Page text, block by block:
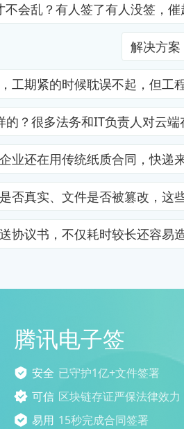
会乱？有人签了有人没签，
解决方案
期紧的时候耽误不起，但
很多法务和IT负责人对
还在用传统纸质合同，快
真实、文件是否被篡改
议书，不仅耗时较长还
腾讯电子签
安全 已守护1亿+文件签署
可信 区块链存证严保法律效力
易用 15秒完成合同签署